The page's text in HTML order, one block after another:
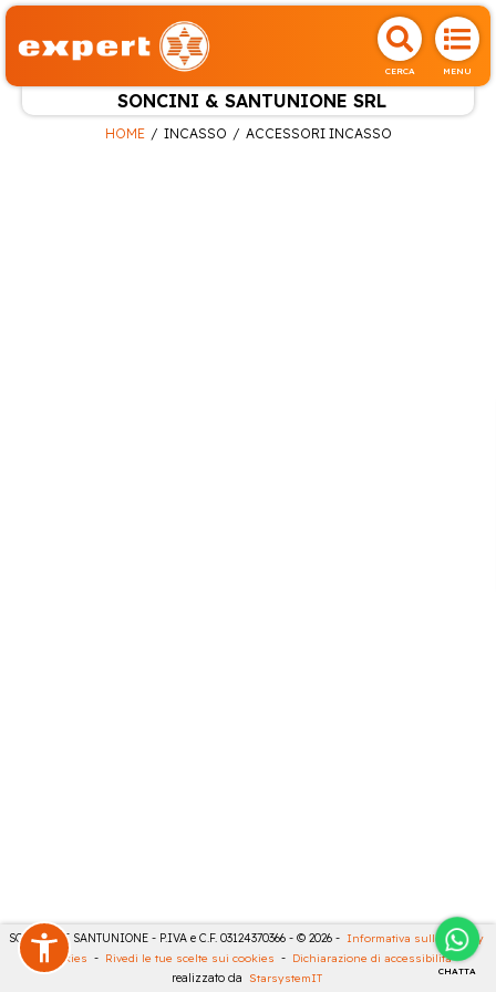
CERCA MENU
SONCINI & SANTUNIONE SRL
CHATTA
HOME INCASSO ACCESSORI INCASSO
SONCINI E SANTUNIONE - P.IVA e C.F. 03124370366 - © 2026 - Informativa sulla privacy
Cookies - Rivedi le tue scelte sui cookies - Dichiarazione di accessibilità -
realizzato da StarsystemIT